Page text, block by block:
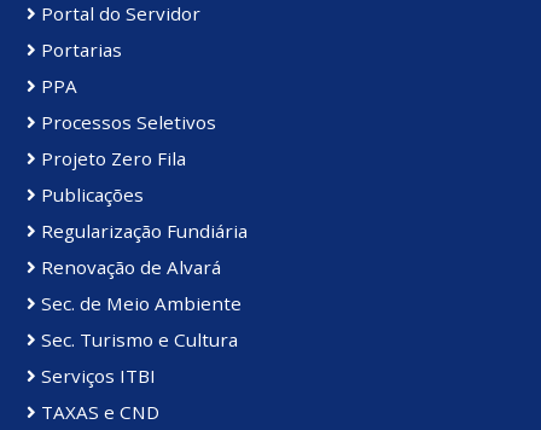
Portal do Servidor
Portarias
PPA
Processos Seletivos
Projeto Zero Fila
Publicações
Regularização Fundiária
Renovação de Alvará
Sec. de Meio Ambiente
Sec. Turismo e Cultura
Serviços ITBI
TAXAS e CND